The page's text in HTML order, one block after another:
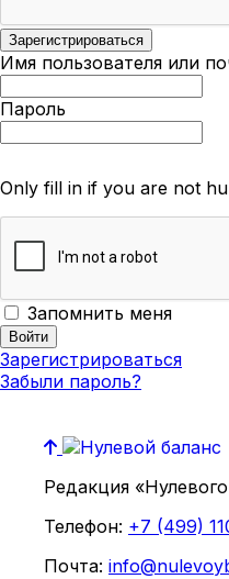
Имя пользователя или
Пароль
Only fill in if you are not
Запомнить меня
Зарегистрироваться
Забыли пароль?
Редакция
Телефон: +7 (499)
Почта: